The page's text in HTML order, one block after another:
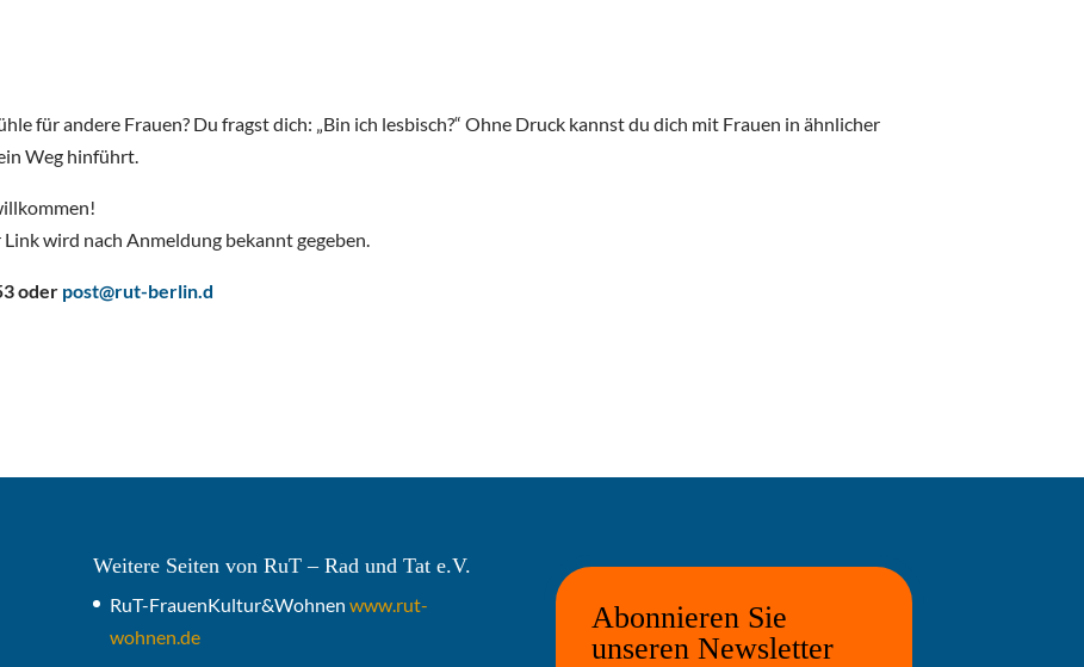
für andere Frauen? Du fragst dich: „Bin ich lesbisch?“ Ohne Druck kannst du dich mit Frauen in ähnlicher
Weg hinführt.
wird nach Anmeldung bekannt gegeben.
oder post@rut-berlin.d
Weitere Seiten von RuT – Rad und Tat e.V.
RuT-FrauenKultur&Wohnen www.rut-
wohnen.de
Abonnieren Sie
unseren Newsletter